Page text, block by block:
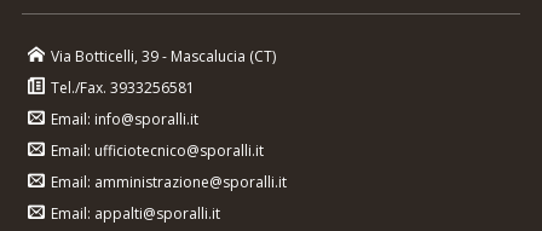
Via Botticelli, 39 - Mascalucia (CT)
Tel./Fax. 3933256581
Email: info@sporalli.it
Email: ufficiotecnico@sporalli.it
Email: amministrazione@sporalli.it
Email: appalti@sporalli.it